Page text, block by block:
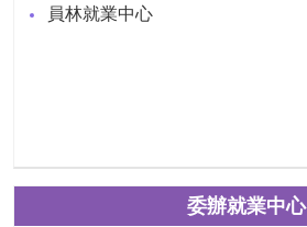
員林就業中心
委辦就業中心